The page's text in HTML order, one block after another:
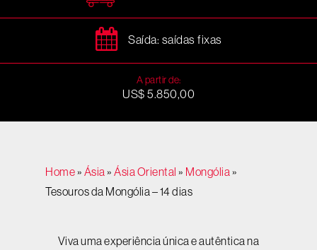
Saída: saídas fixas
A partir de:
US$ 5.850,00
Home» Ásia » Ásia Oriental » Mongólia »
Tesouros da Mongólia – 14 dias
Viva uma experiência única e autêntica na